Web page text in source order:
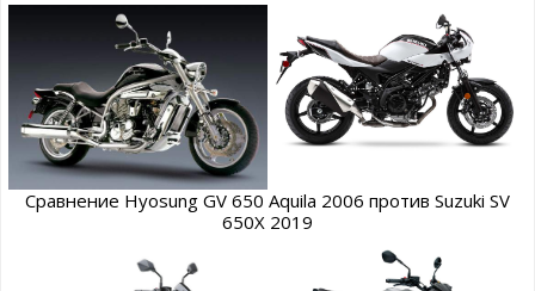
Сравнение Hyosung GV 650 Aquila 2006 против Suzuki SV
650X 2019